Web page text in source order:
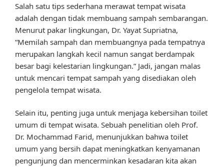
Salah satu tips sederhana merawat tempat wisata
adalah dengan tidak membuang sampah sembarangan.
Menurut pakar lingkungan, Dr. Yayat Supriatna,
“Memilah sampah dan membuangnya pada tempatnya
merupakan langkah kecil namun sangat berdampak
besar bagi kelestarian lingkungan.” Jadi, jangan malas
untuk mencari tempat sampah yang disediakan oleh
pengelola tempat wisata.
Selain itu, penting juga untuk menjaga kebersihan toilet
umum di tempat wisata. Sebuah penelitian oleh Prof.
Dr. Mochammad Farid, menunjukkan bahwa toilet
umum yang bersih dapat meningkatkan kenyamanan
pengunjung dan mencerminkan kesadaran kita akan